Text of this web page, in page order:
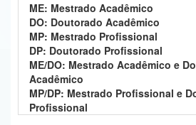
Advocacia-Geral da União
Banco Central do Brasil
Planalto
ME: Mestrado Acadêmico
DO: Doutorado Acadêmico
MP: Mestrado Profissional
DP: Doutorado Profissional
ME/DO: Mestrado Acadêmico e
Acadêmico
MP/DP: Mestrado Profissional e
Profissional